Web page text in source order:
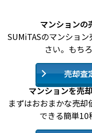
マンションの
SUMiTASのマンショ
さい。もち
売却査
マンションを売
まずはおおまかな売
できる簡単10